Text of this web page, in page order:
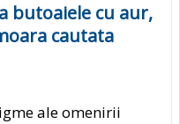
butoaiele cu aur,
cautata
ale omenirii